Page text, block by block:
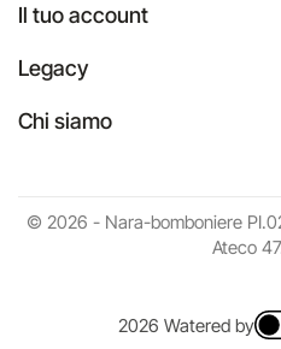
Il tuo account
Legacy
Chi siamo
© 2026 - Nara-bomboniere
Ateco
2026 Watered by